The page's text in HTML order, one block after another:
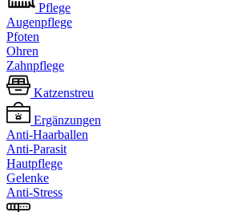
Pflege
Augenpflege
Pfoten
Ohren
Zahnpflege
Katzenstreu
Ergänzungen
Anti-Haarballen
Anti-Parasit
Hautpflege
Gelenke
Anti-Stress